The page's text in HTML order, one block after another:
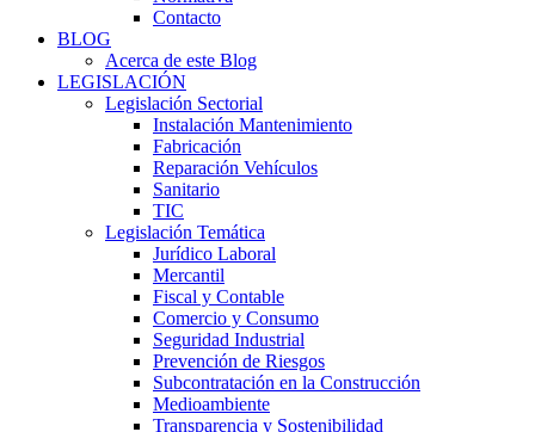
Contacto
BLOG
Acerca de este Blog
LEGISLACIÓN
Legislación Sectorial
Instalación Mantenimiento
Fabricación
Reparación Vehículos
Sanitario
TIC
Legislación Temática
Jurídico Laboral
Mercantil
Fiscal y Contable
Comercio y Consumo
Seguridad Industrial
Prevención de Riesgos
Subcontratación en la Construcción
Medioambiente
Transparencia y Sostenibilidad